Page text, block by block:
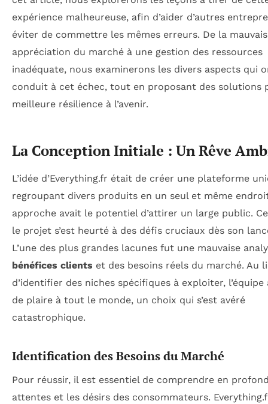
expérience malheureuse, afin d’aider d’autres
éviter de commettre les mêmes erreurs. De la
appréciation du marché à une gestion des ressources
inadéquate, nous examinerons les divers aspects qui
conduit à cet échec, tout en proposant des solutions
meilleure résilience à l’avenir.
La Conception Initiale : Un Rêve
L’idée d’Everything.fr était de créer une plateforme
regroupant divers produits en un seul et même
approche avait le potentiel d’attirer un large public.
le projet s’est heurté à des défis cruciaux dès son
L’une des plus grandes lacunes fut une mauvaise
bénéfices clients et des besoins réels du marché. Au
d’identifier des niches spécifiques à exploiter,
de plaire à tout le monde, un choix qui s’est avéré
catastrophique.
Identification des Besoins du Marché
Pour réussir, il est essentiel de comprendre en
attentes et les désirs des consommateurs.